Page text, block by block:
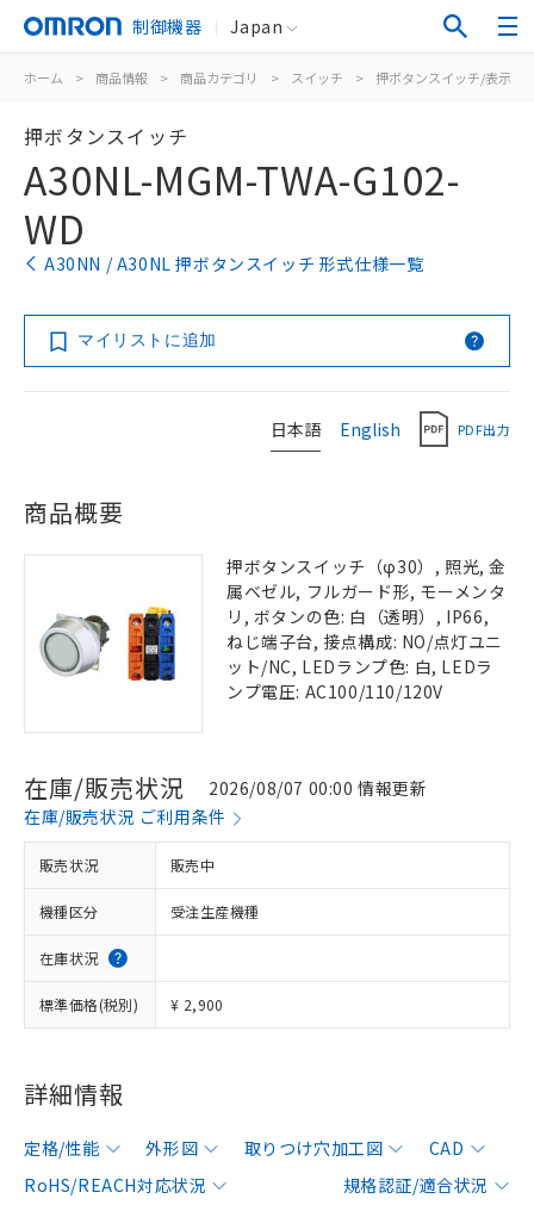
制御機器 Japan
ホーム > 商品情報 > 商品カテゴリ > スイッチ > 押ボタンスイッチ/表示灯
押ボタンスイッチ
A30NL-MGM-TWA-G102-
WD
A30NN / A30NL 押ボタンスイッチ 形式仕様一覧
マイリストに追加
日本語 English PDF出力
商品概要
押ボタンスイッチ（φ30）, 照光, 金
属ベゼル, フルガード形, モーメンタ
リ, ボタンの色: 白（透明）, IP66,
ねじ端子台, 接点構成: NO/点灯ユニ
ット/NC, LEDランプ色: 白, LEDラ
ンプ電圧: AC100/110/120V
在庫/販売状況
2026/08/07 00:00 情報更新
在庫/販売状況 ご利用条件
販売状況 販売中
機種区分 受注生産機種
在庫状況
標準価格(税別) ¥ 2,900
詳細情報
定格/性能 外形図 取りつけ穴加工図
CAD
RoHS/REACH対応状況
規格認証/適合状況